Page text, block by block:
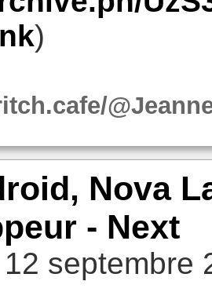
)
Nova
- Next
septembre